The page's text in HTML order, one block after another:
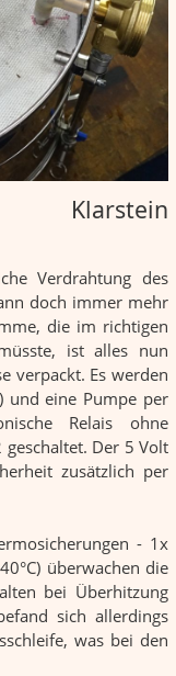
- Klarstein
Verdrahtung des
doch immer mehr
die im richtigen
ist alles nun
verpackt. Es werden
und eine Pumpe per
Relais ohne
geschaltet. Der 5 Volt
zusätzlich per
- 1x
überwachen die
bei Überhitzung
sich allerdings
was bei den